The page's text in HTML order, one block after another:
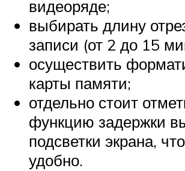
видеоряде;
выбирать длину
записи (от 2 до 15
осуществить
карты памяти;
отдельно стоит
функцию задержки
подсветки экрана,
удобно.